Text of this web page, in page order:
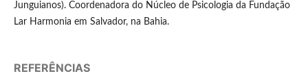
Junguianos). Coordenadora do Núcleo de Psicologia da Fundação
Lar Harmonia em Salvador, na Bahia.
REFERÊNCIAS